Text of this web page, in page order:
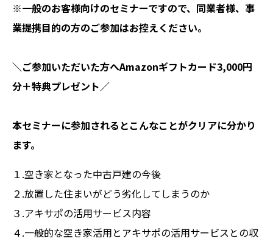
※一般のお客様向けのセミナーですので、同業者様、事
業提携目的の方のご参加はお控えください。
＼ご参加いただいた方へAmazonギフトカード3,000円
分＋特典プレゼント／
本セミナーに参加されるとこんなことがクリアに分かり
ます。
１.空き家となった中古戸建の今後
２.放置した住まいがどう劣化してしまうのか
３.アキサポの活用サービス内容
４.一般的な空き家活用とアキサポの活用サービスとの収